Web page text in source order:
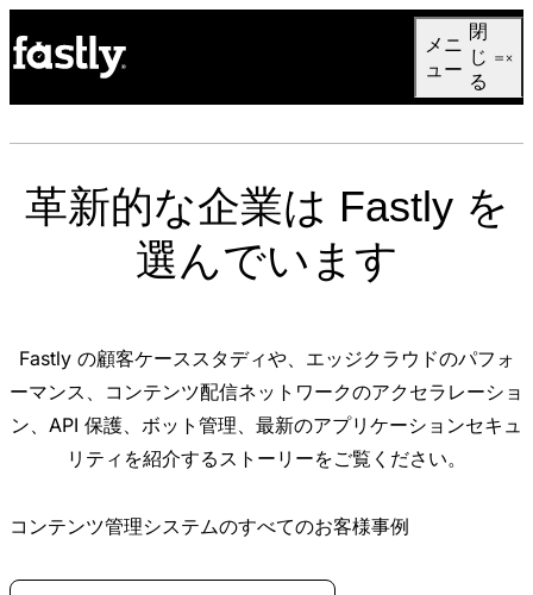
メニ
ュー
閉
じ
る
革新的な企業は Fastly を
選んでいます
Fastly の顧客ケーススタディや、エッジクラウドのパフォ
ーマンス、コンテンツ配信ネットワークのアクセラレーショ
ン、API 保護、ボット管理、最新のアプリケーションセキュ
リティを紹介するストーリーをご覧ください。
コンテンツ管理システムのすべてのお客様事例